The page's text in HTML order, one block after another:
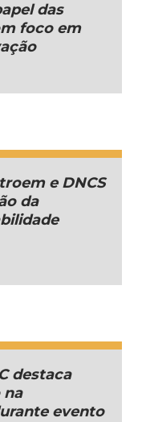
das
foco em
e DNCS
da
destaca
na
evento